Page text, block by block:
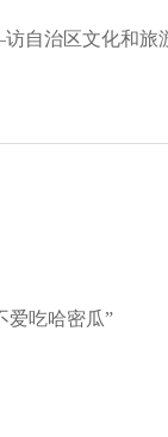
自治区文化和旅
爱吃哈密瓜”